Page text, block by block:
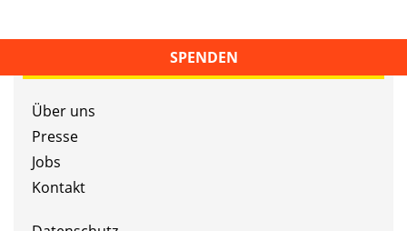
SPENDEN
Über uns
Presse
Jobs
Kontakt